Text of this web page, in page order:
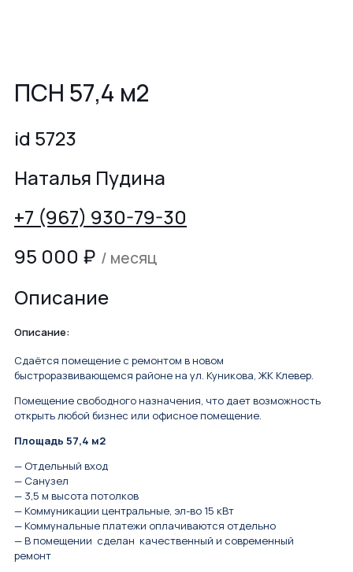
ПСН 57,4 м2
id 5723
Наталья Пудина
+7 (967) 930-79-30
95 000 ₽ / месяц
Описание
Описание:
Сдаётся помещение с ремонтом в новом
быстроразвивающемся районе на ул. Куникова, ЖК Клевер.
Помещение свободного назначения, что дает возможность
открыть любой бизнес или офисное помещение.
Площадь 57,4 м2
— Отдельный вход
— Санузел
— 3,5 м высота потолков
— Коммуникации центральные, эл-во 15 кВт
— Коммунальные платежи оплачиваются отдельно
— В пoмeщeнии cдeлан качественный и современный
рeмoнт